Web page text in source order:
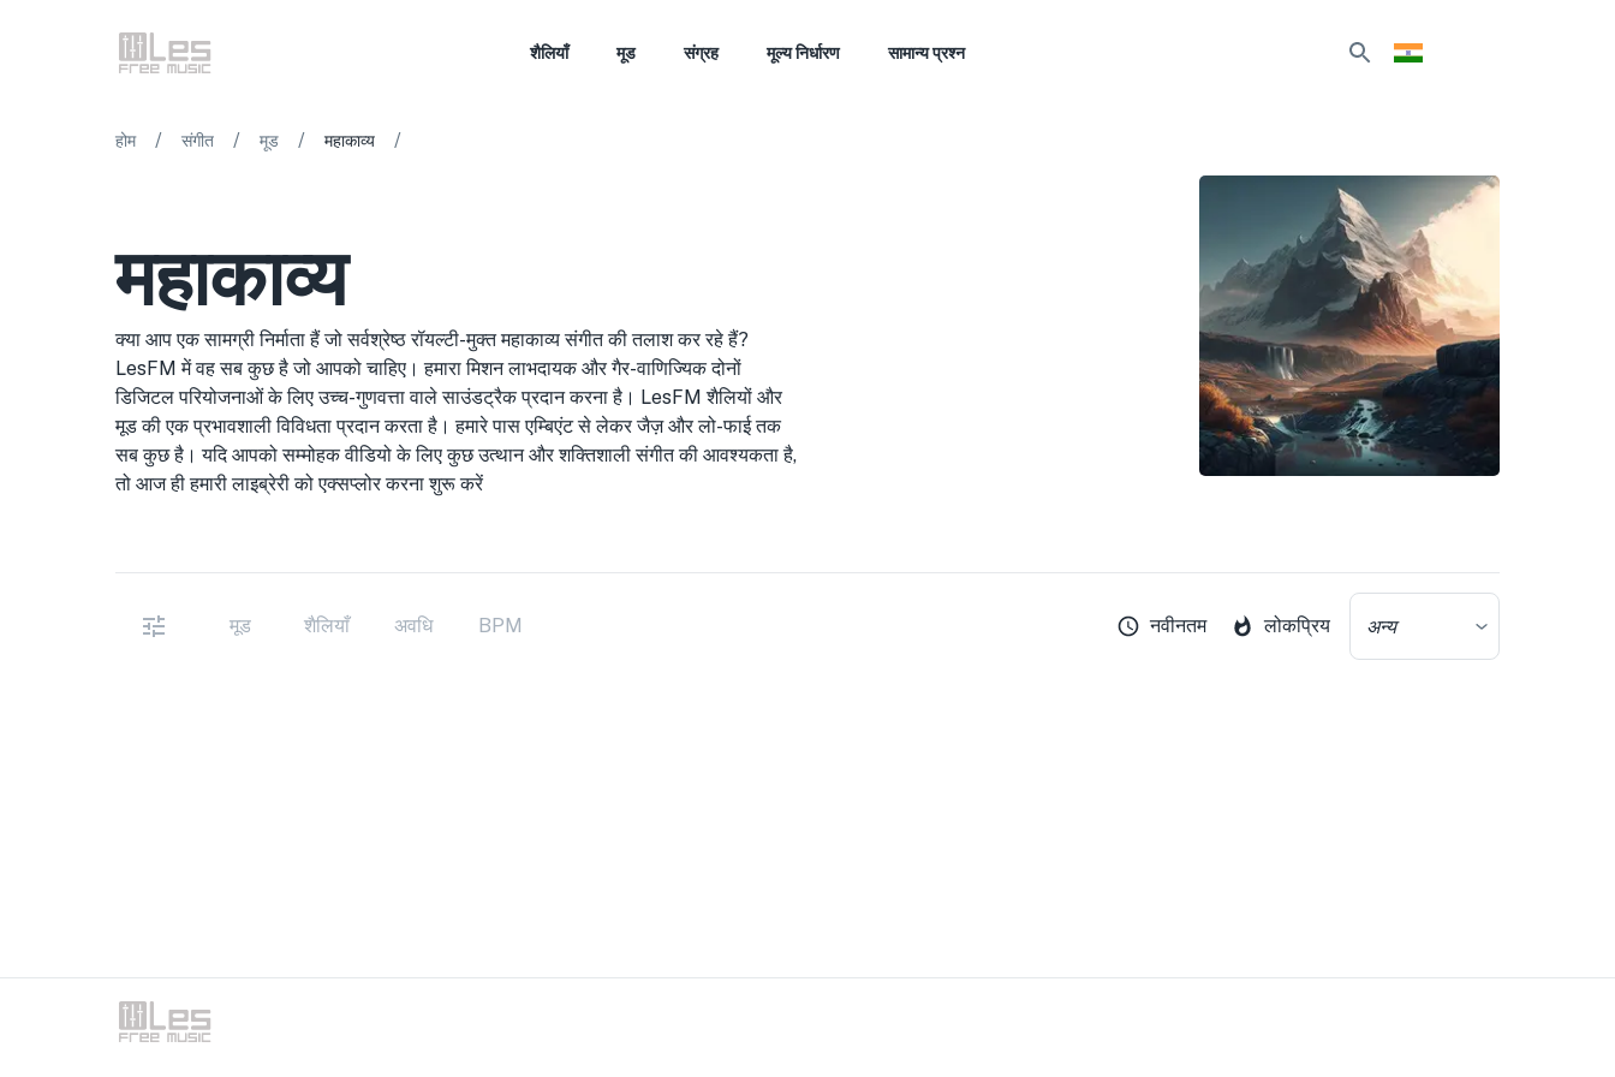
शैलियाँ मूड संग्रह मूल्य निर्धारण सामान्य प्रश्न
होम / संगीत / मूड / महाकाव्य /
महाकाव्य
क्या आप एक सामग्री निर्माता हैं जो सर्वश्रेष्ठ रॉयल्टी-मुक्त महाकाव्य संगीत की तलाश कर रहे हैं?
LesFM में वह सब कुछ है जो आपको चाहिए। हमारा मिशन लाभदायक और गैर-वाणिज्यिक दोनों
डिजिटल परियोजनाओं के लिए उच्च-गुणवत्ता वाले साउंडट्रैक प्रदान करना है। LesFM शैलियों और
मूड की एक प्रभावशाली विविधता प्रदान करता है। हमारे पास एम्बिएंट से लेकर जैज़ और लो-फाई तक
सब कुछ है। यदि आपको सम्मोहक वीडियो के लिए कुछ उत्थान और शक्तिशाली संगीत की आवश्यकता है,
तो आज ही हमारी लाइब्रेरी को एक्सप्लोर करना शुरू करें
मूड शैलियाँ अवधि BPM नवीनतम लोकप्रिय अन्य